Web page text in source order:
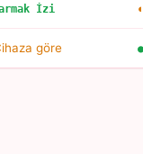
İzi
göre